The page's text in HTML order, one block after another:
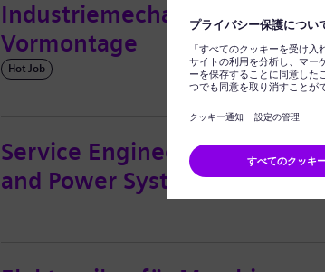
Industriemechaniker (w/m/d)
Vormontage
Hot Job
Service Engineer for Marine
and Power Systems) (m/w/d)